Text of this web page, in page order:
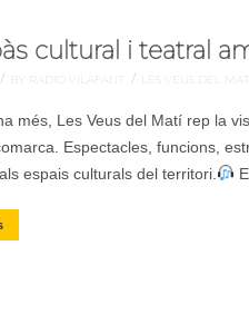
cultural i teatral
/ BY RADIO VILAFANT / LES VEUS DEL MATÍ
més, Les Veus del Matí rep la
Espectacles, funcions,
espais culturals del territori.